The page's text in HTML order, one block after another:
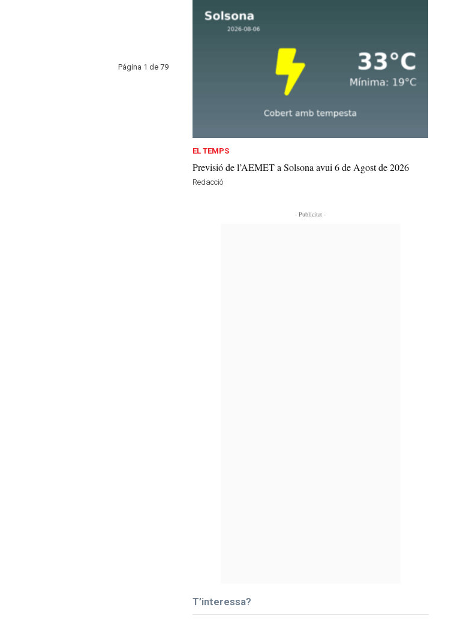
Página 1 de 79
EL TEMPS
Previsió de l’AEMET a Solsona avui 6 de Agost de 2026
Redacció
- Publicitat -
T’interessa?